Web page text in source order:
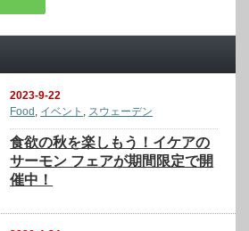
2023-9-22
Food イベント スウェーデン
食欲の秋を楽しもう！イケアの
サーモン フェアが期間限定で開
催中！